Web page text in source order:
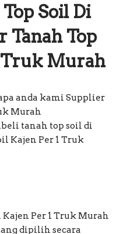
Soil Di
Tanah Top
Truk Murah
anda kami Supplier
Murah
tanah top soil di
Kajen Per 1 Truk
Per 1 Truk Murah
dipilih secara